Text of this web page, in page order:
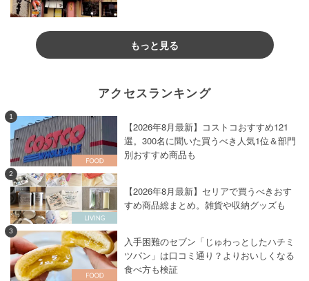
もっと見る
アクセスランキング
1
【2026年8月最新】コストコおすすめ121
選。300名に聞いた買うべき人気1位＆部門
別おすすめ商品も
2
【2026年8月最新】セリアで買うべきおす
すめ商品総まとめ。雑貨や収納グッズも
3
入手困難のセブン「じゅわっとしたハチミ
ツパン」は口コミ通り？よりおいしくなる
食べ方も検証